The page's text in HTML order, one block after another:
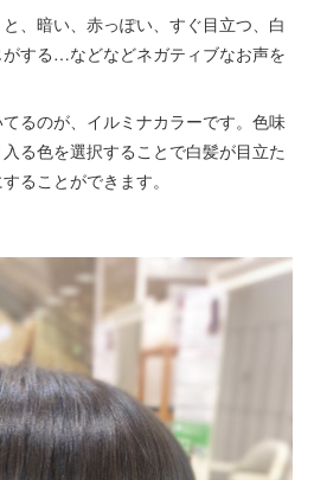
、暗い、赤っぽい、すぐ目立つ、白
する…などなどネガティブなお声を
るのが、イルミナカラーです。色味
る色を選択することで白髪が目立た
ることができます。